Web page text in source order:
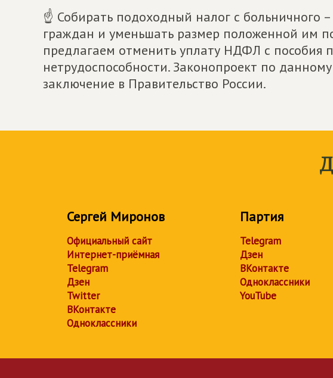
☝ Собирать подоходный налог с больничного –
граждан и уменьшать размер положенной им
предлагаем отменить уплату НДФЛ с пособия
нетрудоспособности. Законопроект по
заключение в Правительство России.
Сергей Миронов
Официальный сайт
Интернет-приёмная
Telegram
Дзен
Twitter
ВКонтакте
Одноклассники
Партия
Telegram
Дзен
ВКонтакте
Одноклассники
YouTube